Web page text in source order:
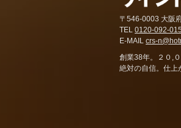
〒546-0003 大阪
TEL 0120-092-015
E-MAIL crs-
創業38年。２０,
絶対の自信。仕上